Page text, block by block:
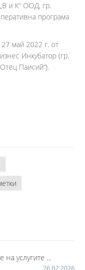
и К“ ООД, гр.
програма
май 2022 г. от
Инкубатор (гр.
Паисий“).
услугите ...
26.02.2026